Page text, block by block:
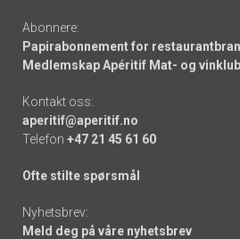
Abonnere:
Papirabonnement for
Medlemskap Apéritif Mat- og
Kontakt oss:
aperitif@aperitif.no
Telefon +47 21 45 61 60
Ofte stilte spørsmål
Nyhetsbrev:
Meld deg på våre nyhetsbrev